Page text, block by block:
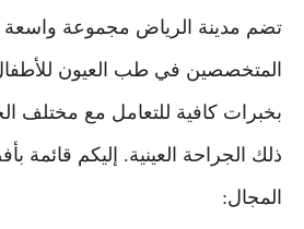
تضم مدينة الرياض مجموعة واسعة
المتخصصين في طب العيون
بخبرات كافية للتعامل مع مختلف
ذلك الجراحة العينية. إليكم قائمة
المجال: